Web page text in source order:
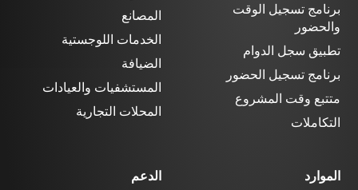
برنامج تسجيل الوقت
والحضور
تطبيق سجل الدوام
برنامج تسجيل الحضور
متتبع وقت المشروع
التكاملات
المصانع
الخدمات اللوجستية
الضيافة
المستشفيات والعيادات
المحلات التجارية
الموارد
الدعم